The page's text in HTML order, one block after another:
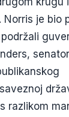
je bio
razlikom